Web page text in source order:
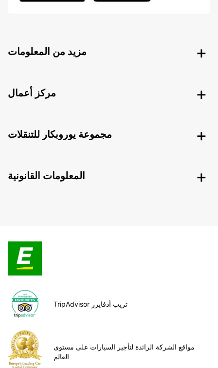
مزيد من المعلومات
مركز أعمال
مجموعة يوروبكار للتنقلات
المعلومات القانونية
TripAdvisor تريب أدفايزر
مواقع الشركة الرائدة لتأجير السيارات على مستوى
العالم